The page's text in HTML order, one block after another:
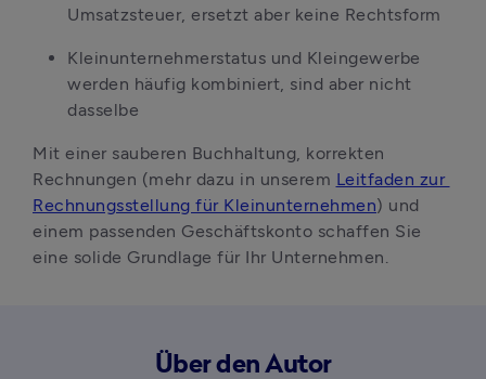
Umsatzsteuer, ersetzt aber keine Rechtsform
Kleinunternehmerstatus und Kleingewerbe
werden häufig kombiniert, sind aber nicht
dasselbe
Mit einer sauberen Buchhaltung, korrekten
Rechnungen (mehr dazu in unserem Leitfaden zur
Rechnungsstellung für Kleinunternehmen) und
einem passenden Geschäftskonto schaffen Sie
eine solide Grundlage für Ihr Unternehmen.
Über den Autor